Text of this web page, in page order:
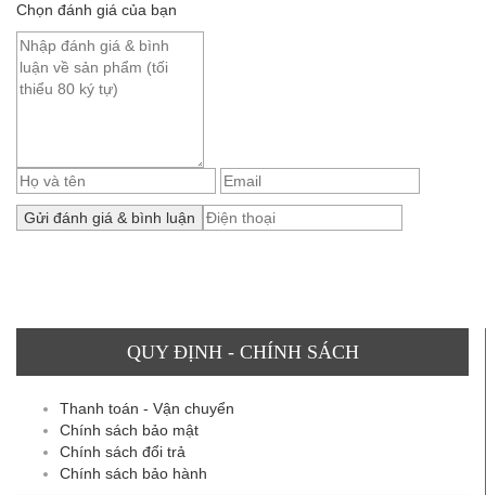
Chọn đánh giá của bạn
QUY ĐỊNH - CHÍNH SÁCH
Thanh toán - Vận chuyển
Chính sách bảo mật
Chính sách đổi trả
Chính sách bảo hành